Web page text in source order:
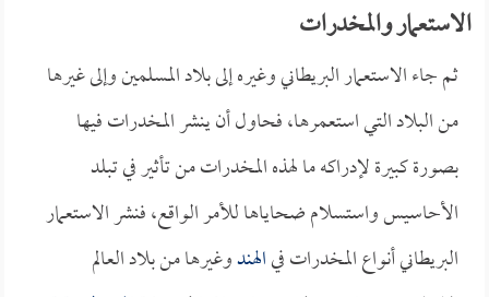
الاستعمار والمخدرات
ثم جاء الاستعمار البريطاني وغيره إلى بلاد المسلمين وإلى غيرها
من البلاد التي استعمرها، فحاول أن ينشر المخدرات فيها
بصورة كبيرة لإدراكه ما لهذه المخدرات من تأثير في تبلد
الأحاسيس واستسلام ضحاياها للأمر الواقع، فنشر الاستعمار
البريطاني أنواع المخدرات فيالهندوغيرها من بلاد العالم